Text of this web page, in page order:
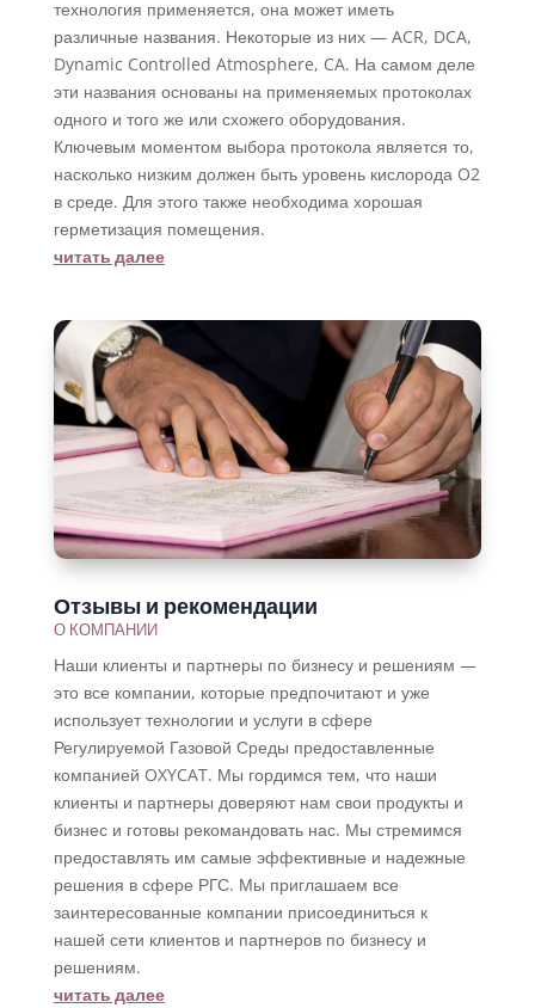
технология применяется, она может иметь
различные названия. Некоторые из них — ACR, DCA,
Dynamic Controlled Atmosphere, CA. На самом деле
эти названия основаны на применяемых протоколах
одного и того же или схожего оборудования.
Ключевым моментом выбора протокола является то,
насколько низким должен быть уровень кислорода O2
в среде. Для этого также необходима хорошая
герметизация помещения.
читать далее
Отзывы и рекомендации
О КОМПАНИИ
Наши клиенты и партнеры по бизнесу и решениям —
это все компании, которые предпочитают и уже
использует технологии и услуги в сфере
Регулируемой Газовой Среды предоставленные
компанией OXYCAT. Мы гордимся тем, что наши
клиенты и партнеры доверяют нам свои продукты и
бизнес и готовы рекомандовать нас. Мы стремимся
предоставлять им самые эффективные и надежные
решения в сфере РГС. Мы приглашаем все
заинтересованные компании присоединиться к
нашей сети клиентов и партнеров по бизнесу и
решениям.
читать далее